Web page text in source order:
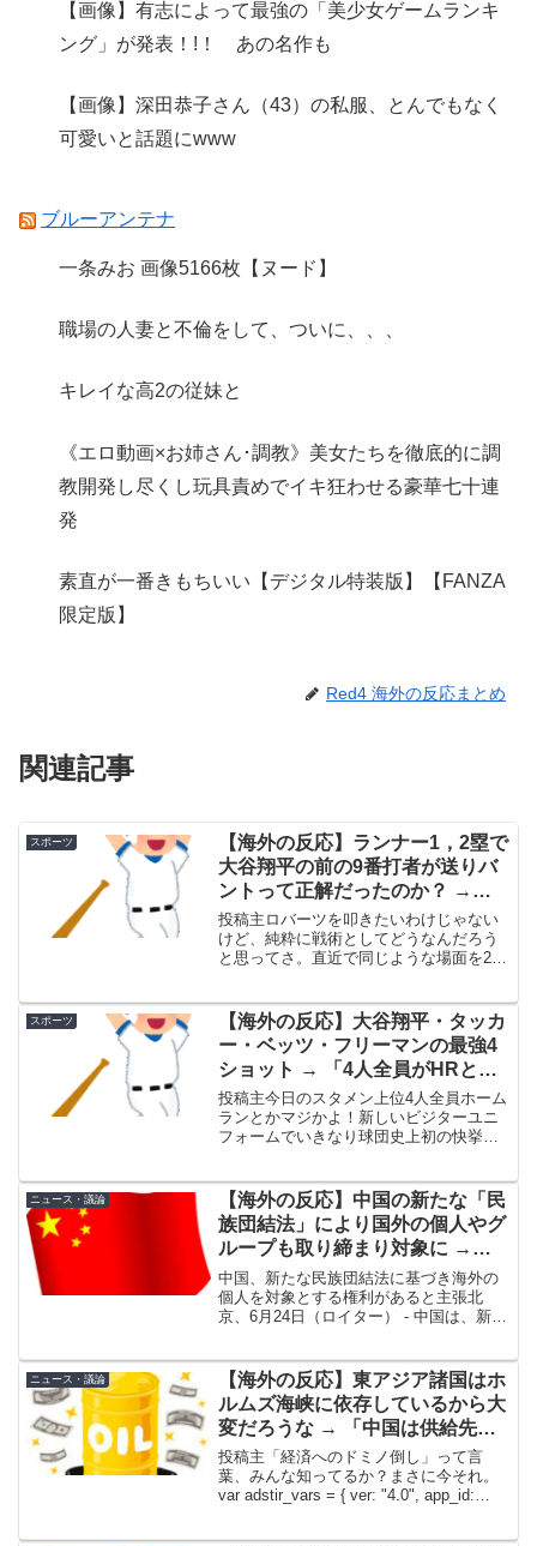
【画像】有志によって最強の「美少女ゲームランキ
ング」が発表！!！ あの名作も
【画像】深田恭子さん（43）の私服、とんでもなく
可愛いと話題にwww
ブルーアンテナ
一条みお 画像5166枚【ヌード】
職場の人妻と不倫をして、ついに、、、
キレイな高2の従妹と
《エロ動画×お姉さん･調教》美女たちを徹底的に調
教開発し尽くし玩具責めでイキ狂わせる豪華七十連
発
素直が一番きもちいい【デジタル特装版】【FANZA
限定版】
Red4 海外の反応まとめ
関連記事
スポーツ
【海外の反応】ランナー1，2塁で
大谷翔平の前の9番打者が送りバ
ントって正解だったのか？ →
「打たせるとゲッツーの可能性が
あるからな」「あればフリーマン
が内野ゴロを打ったのが全てだ
投稿主ロバーツを叩きたいわけじゃない
けど、純粋に戦術としてどうなんだろう
と思ってさ。直近で同じような場面を2回
ら良かったものの、もし成功してたら大
谷は敬遠されて、あの...
スポーツ
【海外の反応】大谷翔平・タッカ
ー・ベッツ・フリーマンの最強4
ショット → 「4人全員がHRとか
最高すぎる」「この4人がHRを打
ったら価値確定だなｗ」
投稿主今日のスタメン上位4人全員ホーム
ランとかマジかよ！新しいビジターユニ
フォームでいきなり球団史上初の快挙と
面で打ってくれたしホームランも最高だ
ったわ。特にパヘスの守...
ニュース・議論
【海外の反応】中国の新たな「民
族団結法」により国外の個人やグ
ループも取り締まり対象に →
「世界のどこにいようとも少しで
も少数民族の独立を支持したら捕
まえに来るのか」
中国、新たな民族団結法に基づき海外の
個人を対象とする権利があると主張北
京、6月24日（ロイター） - 中国は、新し
る権利を有しており、これは国際的な慣
行に合致し、合法的...
ニュース・議論
【海外の反応】東アジア諸国はホ
ルムズ海峡に依存しているから大
変だろうな → 「中国は供給先を
分散しているから何とかなりそ
う」
投稿主「経済へのドミノ倒し」って言
葉、みんな知ってるか？まさに今それ。
var adstir_vars = { ver: "4.0", app_id: